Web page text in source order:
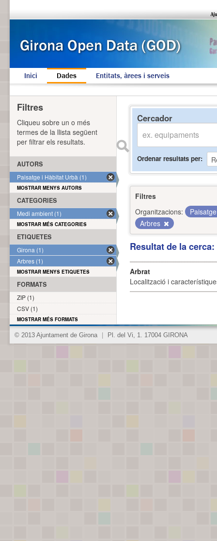
Inici Dades Entitats, àrees i serveis
Cercador
Ordenar resultats per
Filtres
Organitzacions:
Arbres
Resultat de la
Arbrat
Localització i
Filtres
Cliqueu sobre un o més
termes de la llista següent
per filtrar els resultats.
AUTORS
Paisatge i Hàbitat Urbà (1)
MOSTRAR MENYS AUTORS
CATEGORIES
Medi ambient (1)
MOSTRAR MÉS CATEGORIES
ETIQUETES
Girona (1)
Arbres (1)
MOSTRAR MENYS ETIQUETES
FORMATS
ZIP (1)
CSV (1)
MOSTRAR MÉS FORMATS
© 2013 Ajuntament de Girona Pl. del Vi, 1. 17004 GIRONA